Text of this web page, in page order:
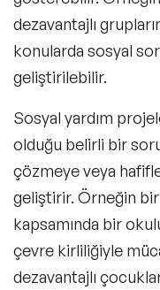
dezavantajlı
konularda sosyal
geliştirilebilir.
Sosyal yardım
olduğu belirli bir
çözmeye veya
geliştirir. Örneğin
kapsamında bir
çevre kirliliğiyle
dezavantajlı